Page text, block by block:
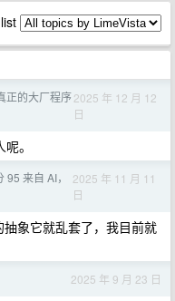
正的大厂程序2025 年 12 月 12
日
。
来自 AI，
2025 年 11 月 11
日
象它就乱套了，我目前就
2025 年 9 月 23 日